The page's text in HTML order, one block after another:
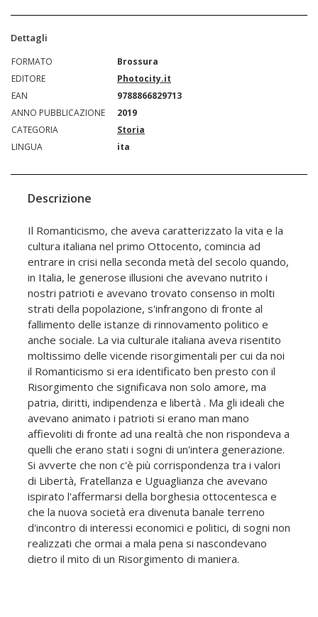
Dettagli
FORMATO
Brossura
EDITORE
Photocity.it
EAN
9788866829713
ANNO PUBBLICAZIONE
2019
CATEGORIA
Storia
LINGUA
ita
Descrizione
Il Romanticismo, che aveva caratterizzato la vita e la
cultura italiana nel primo Ottocento, comincia ad
entrare in crisi nella seconda metà del secolo quando,
in Italia, le generose illusioni che avevano nutrito i
nostri patrioti e avevano trovato consenso in molti
strati della popolazione, s'infrangono di fronte al
fallimento delle istanze di rinnovamento politico e
anche sociale. La via culturale italiana aveva risentito
moltissimo delle vicende risorgimentali per cui da noi
il Romanticismo si era identificato ben presto con il
Risorgimento che significava non solo amore, ma
patria, diritti, indipendenza e libertà . Ma gli ideali che
avevano animato i patrioti si erano man mano
affievoliti di fronte ad una realtà che non rispondeva a
quelli che erano stati i sogni di un'intera generazione.
Si avverte che non c'è più corrispondenza tra i valori
di Libertà, Fratellanza e Uguaglianza che avevano
ispirato l'affermarsi della borghesia ottocentesca e
che la nuova società era divenuta banale terreno
d'incontro di interessi economici e politici, di sogni non
realizzati che ormai a mala pena si nascondevano
dietro il mito di un Risorgimento di maniera.